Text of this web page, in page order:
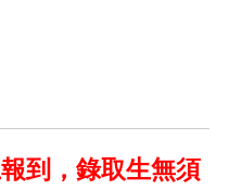
到，錄取生無須